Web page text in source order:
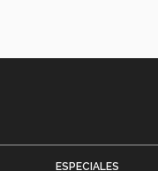
ESPECIALES